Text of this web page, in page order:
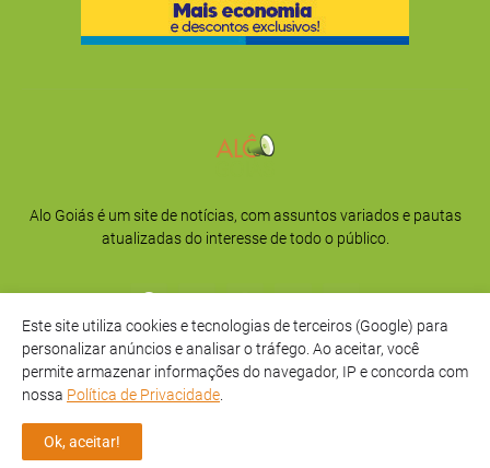
Alo Goiás é um site de notícias, com assuntos variados e pautas
atualizadas do interesse de todo o público.
Início Sobre
Este site utiliza cookies e tecnologias de terceiros (Google) para
personalizar anúncios e analisar o tráfego. Ao aceitar, você
permite armazenar informações do navegador, IP e concorda com
nossa Política de Privacidade
Ok, aceitar!